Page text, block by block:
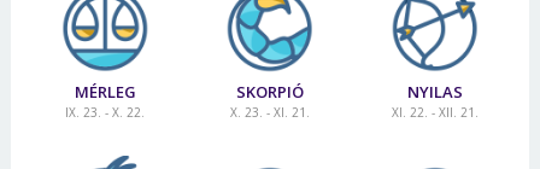
MÉRLEG
IX. 23. - X. 22.
SKORPIÓ
X. 23. - XI. 21.
NYILAS
XI. 22. - XII. 21.